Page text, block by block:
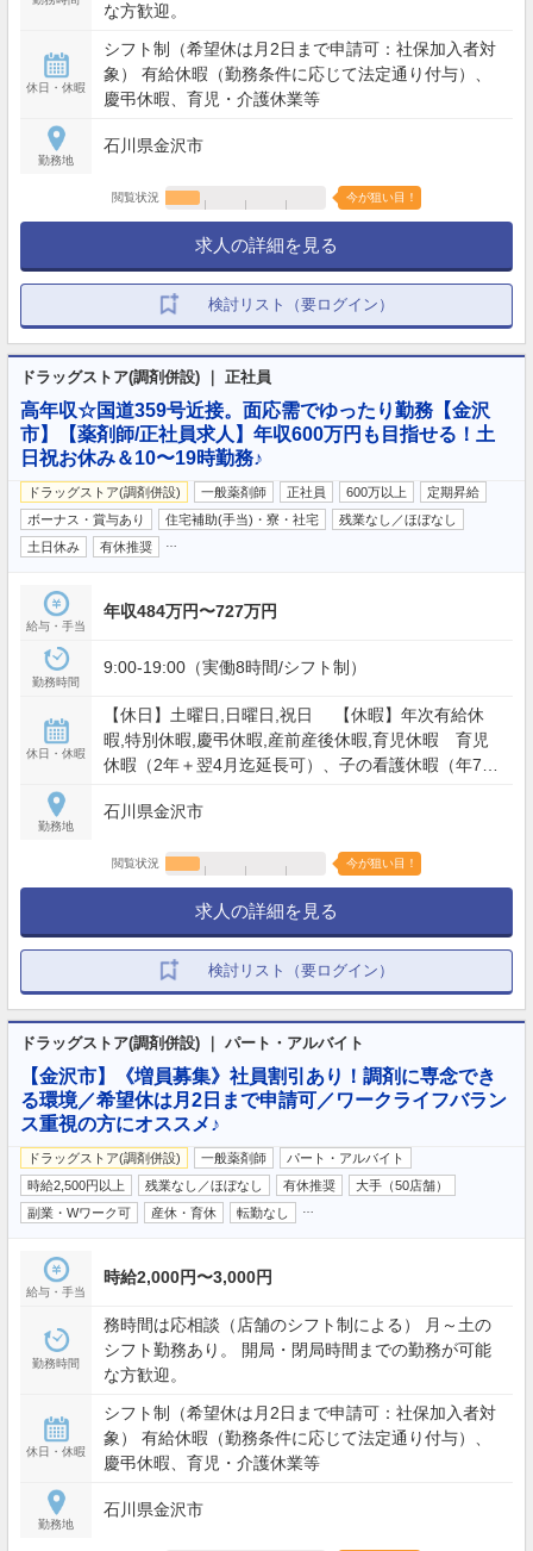
な方歓迎。
休日・休暇
シフト制（希望休は月2日まで申請可：社保加入者対
象） 有給休暇（勤務条件に応じて法定通り付与）、
慶弔休暇、育児・介護休業等
勤務地
石川県金沢市
閲覧状況 今が狙い目！
求人の詳細を見る
検討リスト（要ログイン）
ドラッグストア(調剤併設) ｜ 正社員
高年収☆国道359号近接。面応需でゆったり勤務【金沢
市】【薬剤師/正社員求人】年収600万円も目指せる！土
日祝お休み＆10〜19時勤務♪
ドラッグストア(調剤併設) 一般薬剤師 正社員 600万以上
定期昇給
ボーナス・賞与あり
住宅補助(手当)・寮・社宅
残業なし／ほぼなし
土日休み
有休推奨
給与・手当
年収484万円〜727万円
勤務時間
9:00-19:00（実働8時間/シフト制）
休日・休暇
【休日】土曜日,日曜日,祝日 【休暇】年次有給休
暇,特別休暇,慶弔休暇,産前産後休暇,育児休暇 育児
休暇（2年＋翌4月迄延長可）、子の看護休暇（年7
119日
勤務地
石川県金沢市
閲覧状況 今が狙い目！
求人の詳細を見る
検討リスト（要ログイン）
ドラッグストア(調剤併設) ｜ パート・アルバイト
【金沢市】《増員募集》社員割引あり！調剤に専念でき
る環境／希望休は月2日まで申請可／ワークライフバラン
ス重視の方にオススメ♪
ドラッグストア(調剤併設) 一般薬剤師
パート・アルバイト
時給2,500円以上
残業なし／ほぼなし 有休推奨
大手（50店舗）
副業・Wワーク可
産休・育休 転勤なし
給与・手当
時給2,000円〜3,000円
勤務時間
務時間は応相談（店舗のシフト制による） 月～土の
シフト勤務あり。 開局・閉局時間までの勤務が可能
な方歓迎。
休日・休暇
シフト制（希望休は月2日まで申請可：社保加入者対
象） 有給休暇（勤務条件に応じて法定通り付与）、
慶弔休暇、育児・介護休業等
勤務地
石川県金沢市